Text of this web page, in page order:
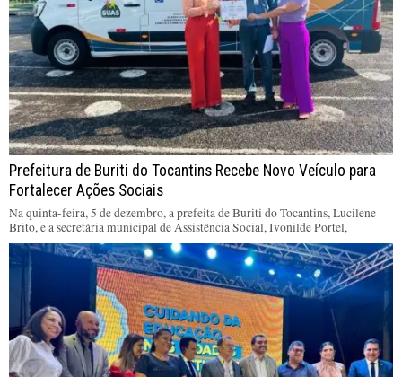
Prefeitura de Buriti do Tocantins Recebe Novo Veículo para
Fortalecer Ações Sociais
Na quinta-feira, 5 de dezembro, a prefeita de Buriti do Tocantins, Lucilene
Brito, e a secretária municipal de Assistência Social, Ivonilde Portel,